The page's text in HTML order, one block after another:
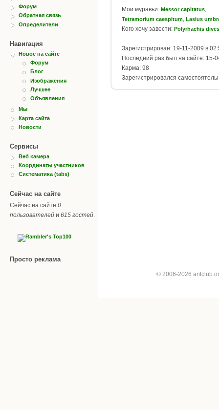
Форум
Обратная связь
Определители
Навигация
Новое на сайте
Форум
Блог
Изображения
Лучшее
Объявления
Мы
Карта сайта
Новости
Сервисы
Веб камера
Координаты участников
Систематика (tabs)
Сейчас на сайте
Сейчас на сайте 0
пользователей и 615 гостей.
Просто реклама
Мои муравьи: Messor capitatus,
Tetramorium caespitum, Lasius
Кого хочу завести: Polyrhachis dives
Зарегистрирован: 19-11-2009 в
Последний раз был на сайте: 15-
Карма: 98
Зарегистрировался
© 2006-2026